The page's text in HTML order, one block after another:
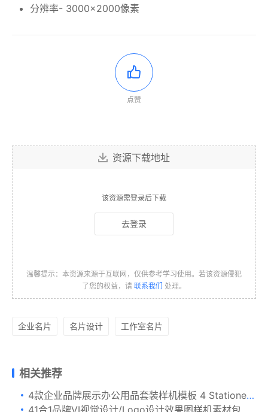
分辨率- 3000×2000像素
点赞
资源下载地址
该资源需登录后下载
去登录
温馨提示：本资源来源于互联网，仅供参考学习使用。若该资源侵犯
了您的权益，请 联系我们 处理。
企业名片 名片设计 工作室名片
相关推荐
4款企业品牌展示办公用品套装样机模板 4 Stationery Mockups Scenes